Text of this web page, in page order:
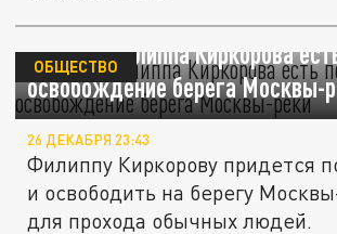
Mash: У Филиппа Киркорова
освобождение берега Москвы-
ОБЩЕСТВО
26 ДЕКАБРЯ 23:43
Филиппу Киркорову придется
и освободить на берегу
для прохода обычных людей.